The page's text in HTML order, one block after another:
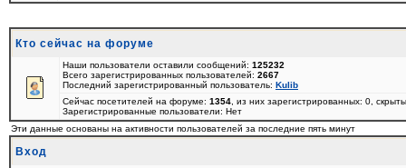
Кто сейчас на форуме
Наши пользователи оставили сообщений: 125232
Всего зарегистрированных пользователей: 2667
Последний зарегистрированный пользователь: Kulib
Сейчас посетителей на форуме: 1354 , из них зарегистрированных: 0,
Зарегистрированные пользователи: Нет
Эти данные основаны на активности пользователей за последние пять минут
Вход